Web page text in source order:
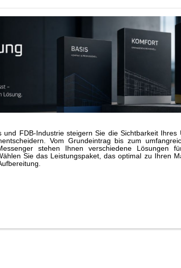
FDB-Industrie steigern Sie die Sichtbarkeit Ihres
Vom Grundeintrag bis zum
stehen Ihnen verschiedene Lösungen
Sie das Leistungspaket, das optimal zu Ihren